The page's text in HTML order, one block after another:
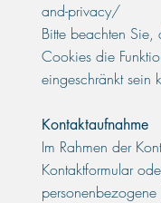
and-privacy/
Bitte beachten
Cookies die
eingeschränkt sein
Kontaktaufnahme
Im Rahmen der
Kontaktformular